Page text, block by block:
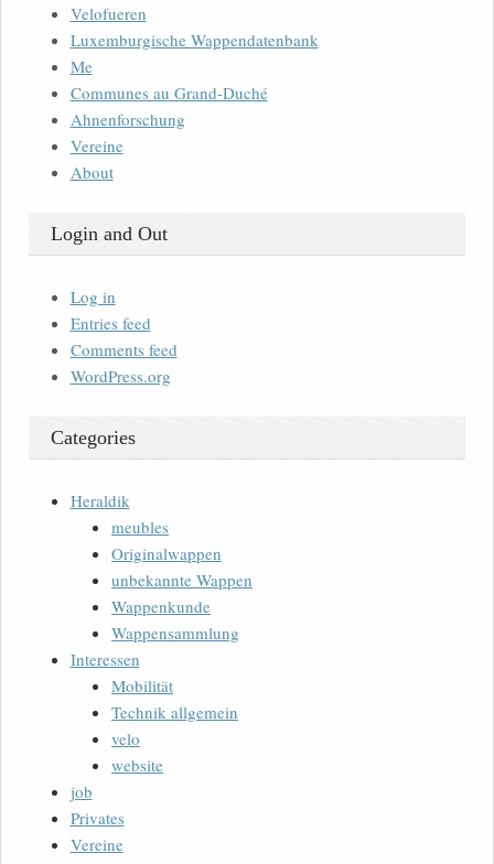
Velofueren
Luxemburgische Wappendatenbank
Me
Communes au Grand-Duché
Ahnenforschung
Vereine
About
Login and Out
Log in
Entries feed
Comments feed
WordPress.org
Categories
Heraldik
meubles
Originalwappen
unbekannte Wappen
Wappenkunde
Wappensammlung
Interessen
Mobilität
Technik allgemein
velo
website
job
Privates
Vereine